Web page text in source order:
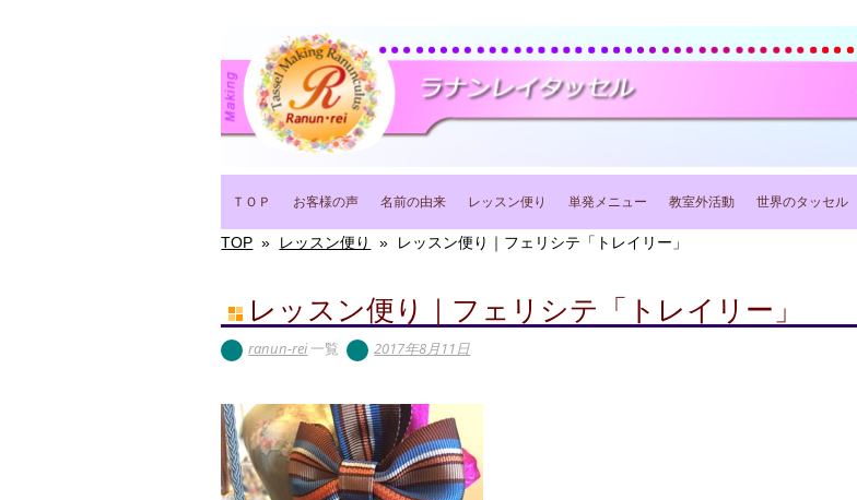
Main menu
content
ＴＯＰ お客様の声 名前の由来 レッスン便り 単発メニュー 教室外活動 世界のタッセル
TOP » レッスン便り » レッスン便り｜フェリシテ「トレイリー」
レッスン便り｜フェリシテ「トレイリー」
ranun-rei 一覧 2017年8月11日